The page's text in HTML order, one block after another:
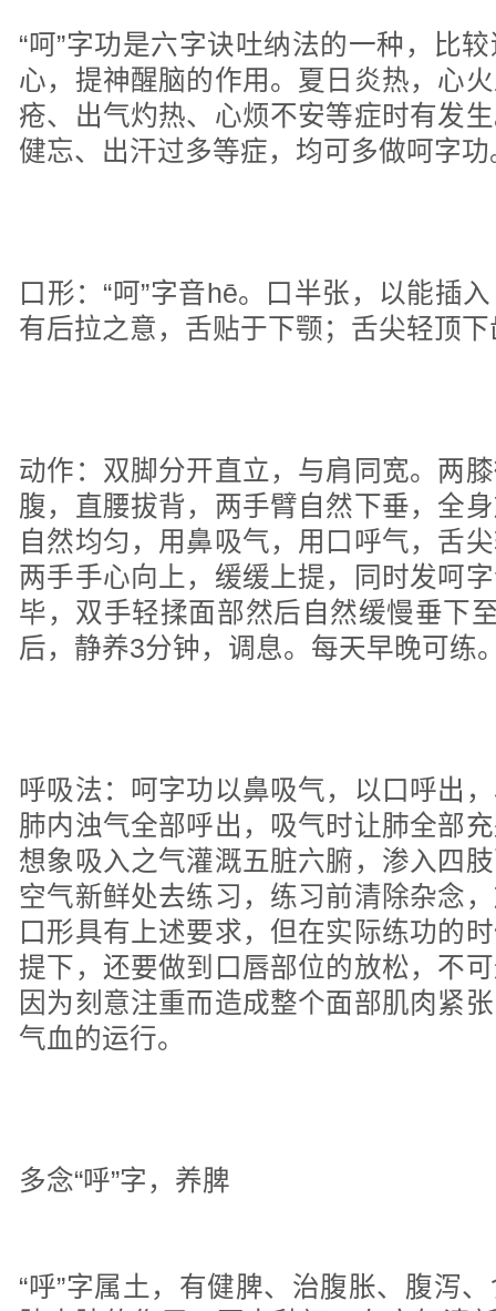
“呵”字功是六字诀吐纳法的一种，比
心，提神醒脑的作用。夏日炎热，心
疮、出气灼热、心烦不安等症时有发
健忘、出汗过多等症，均可多做呵字功
口形：“呵”字音hē。口半张，以能插
有后拉之意，舌贴于下颚；舌尖轻顶
动作：双脚分开直立，与肩同宽。两
腹，直腰拔背，两手臂自然下垂，全
自然均匀，用鼻吸气，用口呼气，舌
两手手心向上，缓缓上提，同时发呵
毕，双手轻揉面部然后自然缓慢垂下
后，静养3分钟，调息。每天早晚可
呼吸法：呵字功以鼻吸气，以口呼出
肺内浊气全部呼出，吸气时让肺全部
想象吸入之气灌溉五脏六腑，渗入四
空气新鲜处去练习，练习前清除杂念
口形具有上述要求，但在实际练功的
提下，还要做到口唇部位的放松，不
因为刻意注重而造成整个面部肌肉紧
气血的运行。
多念“呼”字，养脾
“呼”字属土，有健脾、治腹胀、腹泻